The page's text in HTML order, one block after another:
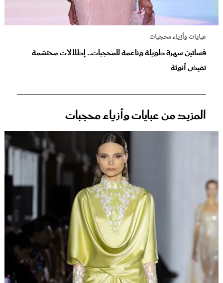
عبايات وأزياء محجبات
فساتين سهرة طويلة وناعمة للمحجبات.. إطلالات محتشمة
تفيض أنوثة
المزيد من عبايات وأزياء محجبات